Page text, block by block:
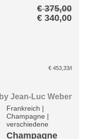
Exclusiveme
nt Rosé ER3
€375,00
€ 340,00
€ 453,33/l
byJean-Luc Weber
Frankreich |
Champagne |
verschiedene
Champagne